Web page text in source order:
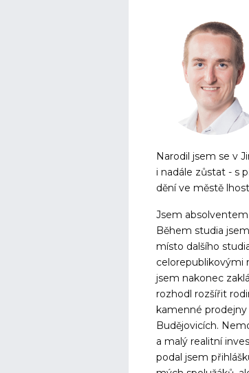
Narodil jsem se v
i nadále zůstat - s
dění ve městě
Jsem
Během studia
místo dalšího
celorepublikovými
jsem nakonec
rozhodl rozšířit
kamenné
Budějovicích.
a malý realitní
podal jsem